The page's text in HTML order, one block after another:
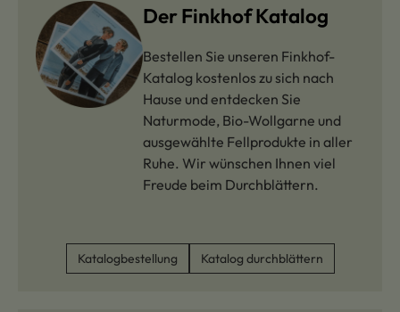
Der Finkhof Katalog
Bestellen Sie unseren Finkhof-
Katalog kostenlos zu sich nach
Hause und entdecken Sie
Naturmode, Bio-Wollgarne und
ausgewählte Fellprodukte in aller
Ruhe. Wir wünschen Ihnen viel
Freude beim Durchblättern.
Katalogbestellung Katalog durchblättern